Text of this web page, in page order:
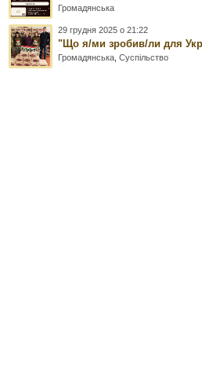
Громадянська
29 грудня 2025 о 21:22
"Що я/ми зробив/ли для
Громадянська ,Суспільство